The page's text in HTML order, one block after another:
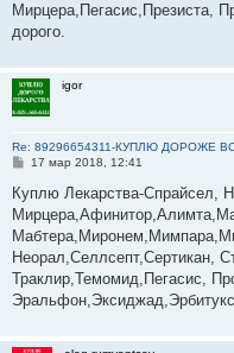
и
е
Мирцера,Пегасис,Презиста,
дорого.
igor
Re: 89296654311-КУПЛЮ ДОРОЖЕ
С
о
б
щ
е
и
е
17 мар 2018, 12:41
Куплю Лекарства-Спрайсел,
Неорал,Селлсепт,Сертикан,
Траклир,Темомид,Пегасис,